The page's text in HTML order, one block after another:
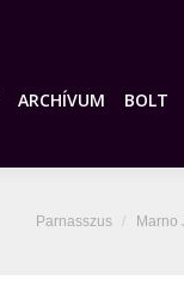
ARCHÍVUM BOLT
You are here:
Parnasszus Marno